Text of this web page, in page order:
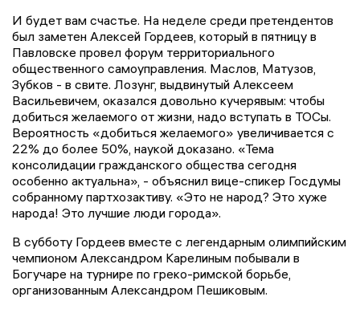
И будет вам счастье. На неделе среди претендентов
был заметен Алексей Гордеев, который в пятницу в
Павловске провел форум территориального
общественного самоуправления. Маслов, Матузов,
Зубков - в свите. Лозунг, выдвинутый Алексеем
Васильевичем, оказался довольно кучерявым: чтобы
добиться желаемого от жизни, надо вступать в ТОСы.
Вероятность «добиться желаемого» увеличивается с
22% до более 50%, наукой доказано. «Тема
консолидации гражданского общества сегодня
особенно актуальна», - объяснил вице-спикер Госдумы
собранному партхозактиву. «Это не народ? Это хуже
народа! Это лучшие люди города».
В субботу Гордеев вместе с легендарным олимпийским
чемпионом Александром Карелиным побывали в
Богучаре на турнире по греко-римской борьбе,
организованным Александром Пешиковым.